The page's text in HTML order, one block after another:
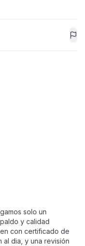
solo un
y calidad
con certificado de
dia, y una revisión